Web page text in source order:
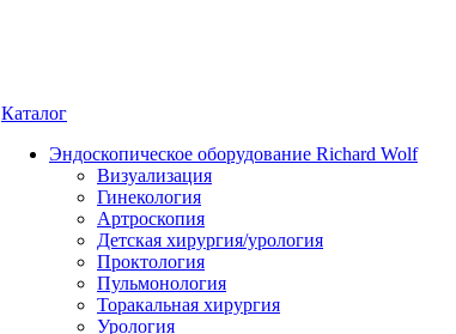
Каталог
Эндоскопическое оборудование Richard Wolf
Визуализация
Гинекология
Артроскопия
Детская хирургия/урология
Проктология
Пульмонология
Торакальная хирургия
Урология